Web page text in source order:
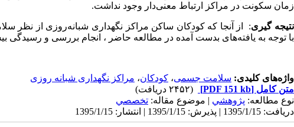
زمان سکونت در مراکز ارتباط معنی‌دار وجود نداشت.
نتیجه گیری: از آنجا که کودکان ساکن مراکز نگهداری شبانه‌روزی از نظر
با توجه به یافته‌های بدست آمده در مطالعه حاضر ، انجام بررسی و
واژه‌های کلیدی: سلامت جسمی، کودکان، مراکز نگهداری شبانه روزی
متن کامل [PDF 151 kb]
(۲۴۵۲ دریافت)
نوع مطالعه: پژوهشي | موضوع مقاله: تخصصي
دریافت: 1395/1/15 | پذیرش: 1395/1/15 | انتشار: 1395/1/15